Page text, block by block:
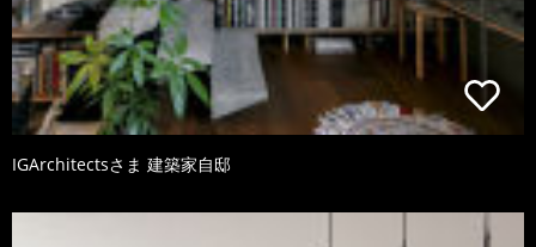
IGArchitectsさま 建築家自邸